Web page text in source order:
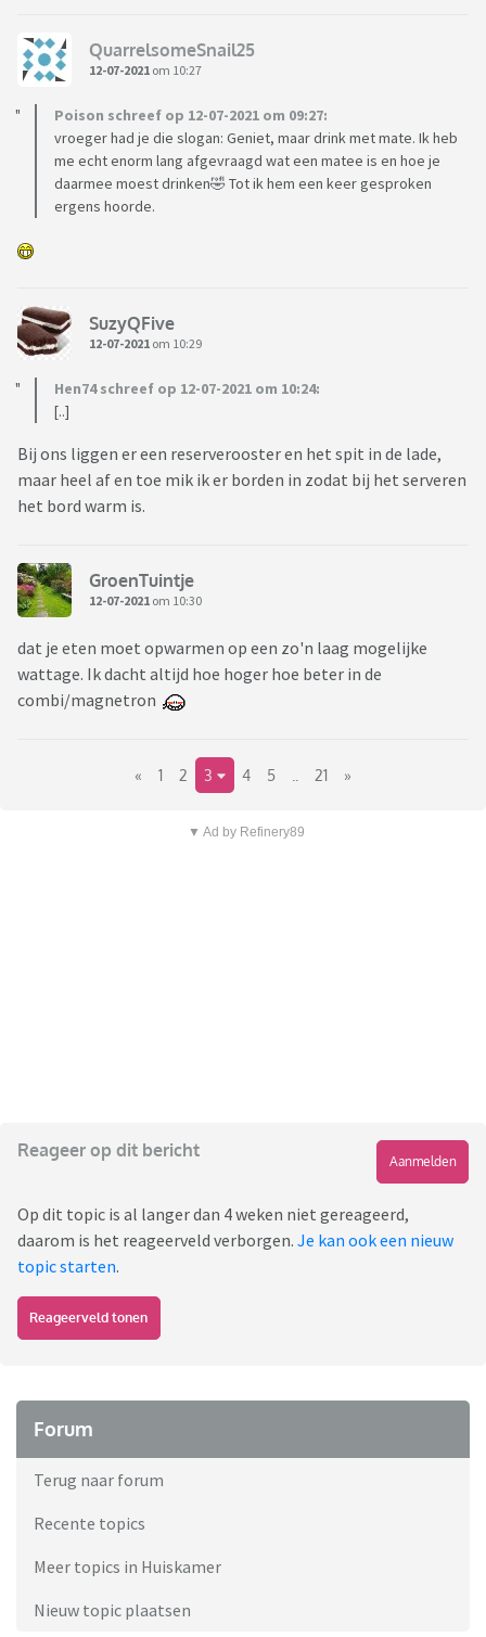
QuarrelsomeSnail25
12-07-2021 om 10:27
Poison schreef op 12-07-2021 om 09:27:
vroeger had je die slogan: Geniet, maar drink met mate. Ik heb
me echt enorm lang afgevraagd wat een matee is en hoe je
daarmee moest drinken🤣 Tot ik hem een keer gesproken
ergens hoorde.
SuzyQFive
12-07-2021 om 10:29
Hen74 schreef op 12-07-2021 om 10:24:
[..]
Bij ons liggen er een reserverooster en het spit in de lade,
maar heel af en toe mik ik er borden in zodat bij het serveren
het bord warm is.
GroenTuintje
12-07-2021 om 10:30
dat je eten moet opwarmen op een zo'n laag mogelijke
wattage. Ik dacht altijd hoe hoger hoe beter in de
combi/magnetron
« 1 2 3 4 5 21 »
▼ Ad by Refinery89
Reageer op dit bericht
Aanmelden
Op dit topic is al langer dan 4 weken niet gereageerd,
daarom is het reageerveld verborgen. Je kan ook een nieuw
topic starten.
Reageerveld tonen
Forum
Terug naar forum
Recente topics
Meer topics in Huiskamer
Nieuw topic plaatsen